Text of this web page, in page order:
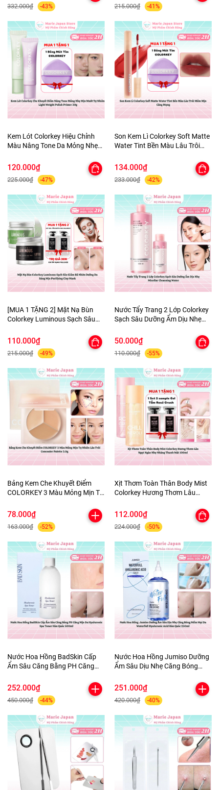
332.000₫ -43% 215.000₫ -41%
Kem Lót Colorkey Hiệu Chỉnh
Màu Nâng Tone Da Mỏng Nhẹ
Primer 30g - TẶNG 1 BÔNG MÚT
120.000₫
225.000₫ -47%
Son Kem Lì Colorkey Soft Matte
Water Tint Bền Màu Lâu Trôi
MÚT TÍM
134.000₫
233.000₫ -42%
[MUA 1 TẶNG 2] Mặt Nạ Bùn
Colorkey Luminous Sạch Sâu
Mịn Purifying Clay Mask - TẶNG
SET SAMPLE 2 GEL TẮM
110.000₫
215.000₫ -49%
Nước Tẩy Trang 2 Lớp Colorkey
Sạch Sâu Dưỡng Ẩm Dịu Nhẹ
50.000₫
110.000₫ -55%
Bảng Kem Che Khuyết Điểm
COLORKEY 3 Màu Mỏng Mịn Tự
Palette 3.9g
78.000₫
163.000₫ -52%
Xịt Thơm Toàn Thân Body Mist
Colorkey Hương Thơm Lâu
Mát 100ml
112.000₫
224.000₫ -50%
Nước Hoa Hồng BadSkin Cấp
Ẩm Sâu Căng Bằng PH Căng
Hàn Quốc 500ml
252.000₫
450.000₫ -44%
Nước Hoa Hồng Jumiso Dưỡng
Ẩm Sâu Dịu Nhẹ Căng Bóng
Hyaluronic Acid Hàn Quốc
251.000₫
420.000₫ -40%